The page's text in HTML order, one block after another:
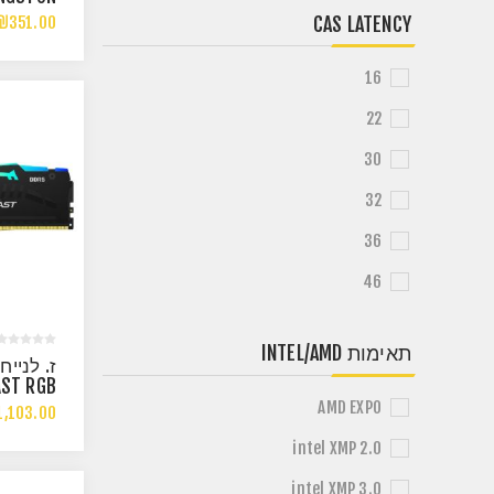
8GB
RGB
DDR5
C36
CAS LATENCY
16
22
30
32
36
46
תאימות INTEL/AMD
AMD EXPO
intel XMP 2.0
intel XMP 3.0